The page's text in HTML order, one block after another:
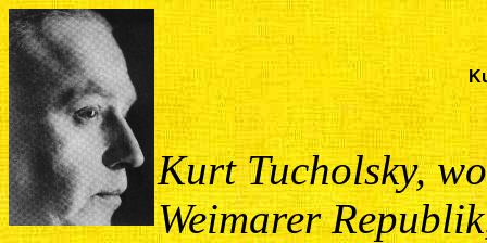
Kurt Tucholsky,
Weimarer